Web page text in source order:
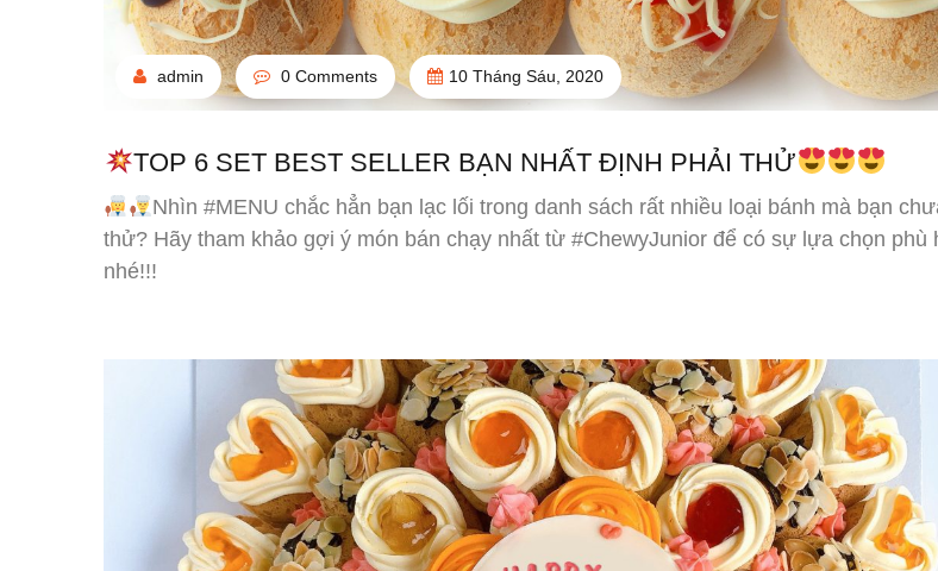
admin 0 Comments 10 Tháng Sáu, 2020
TOP 6 SET BEST SELLER BẠN NHẤT ĐỊNH PHẢI THỬ
Nhìn #MENU chắc hẳn bạn lạc lối trong danh sách rất nhiều loại bánh mà bạn
thử? Hãy tham khảo gợi ý món bán chạy nhất từ #ChewyJunior để có sự lựa chọn phù
nhé!!!